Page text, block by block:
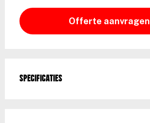
Offerte aanvragen
Specificaties